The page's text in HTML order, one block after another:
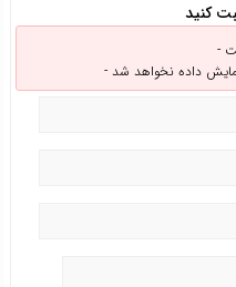
کنید
-
داده نخواهد شد -